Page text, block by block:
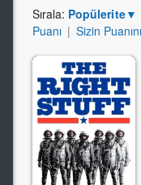
Sırala: Popülerite▼
Puanı | Sizin